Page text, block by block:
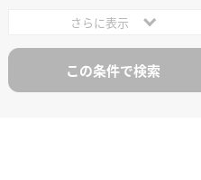
さらに表示